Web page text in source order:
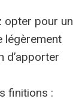
opter pour un
légèrement
d’apporter
finitions :